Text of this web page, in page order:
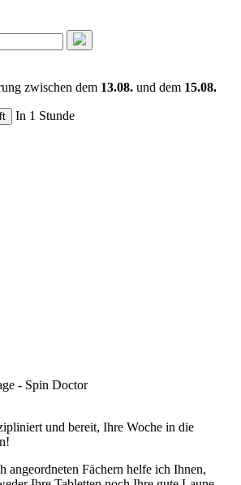
zwischen dem 13.08. und dem 15.08.
In 1 Stunde
und bereit, Ihre Woche in die
angeordneten Fächern helfe ich Ihnen,